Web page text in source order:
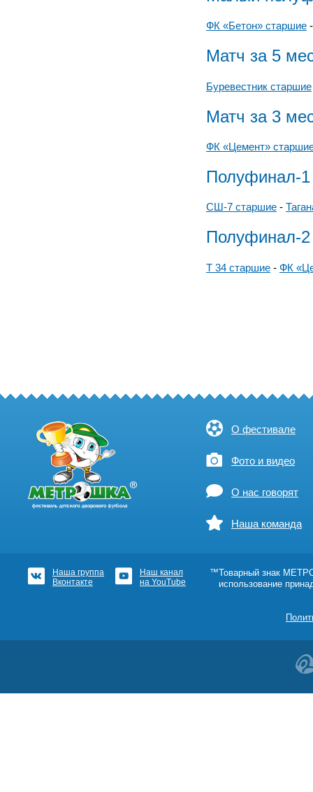
ФК «Бетон» старшие
Матч за 5
Буревестник старшие
Матч за 3
ФК «Цемент»
Полуфинал-1
СШ-7 старшие -
Полуфинал-2
Т 34 старшие - ФК
О фестивале
Фото и видео
О нас говорят
Наша команда
Наша группа
Вконтакте
Наш канал
на YouTube
™Товарный знак
использование